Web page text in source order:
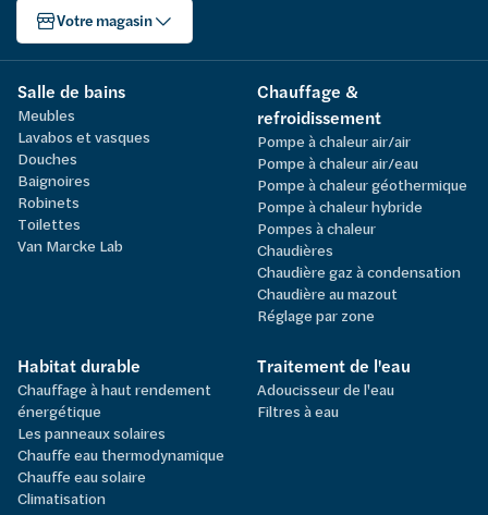
Votre magasin
Salle de bains
Meubles
Lavabos et vasques
Douches
Baignoires
Robinets
Toilettes
Van Marcke Lab
Chauffage &
refroidissement
Pompe à chaleur air/air
Pompe à chaleur air/eau
Pompe à chaleur géothermique
Pompe à chaleur hybride
Pompes à chaleur
Chaudières
Chaudière gaz à condensation
Chaudière au mazout
Réglage par zone
Habitat durable
Chauffage à haut rendement
énergétique
Les panneaux solaires
Chauffe eau thermodynamique
Chauffe eau solaire
Climatisation
Traitement de l'eau
Adoucisseur de l'eau
Filtres à eau